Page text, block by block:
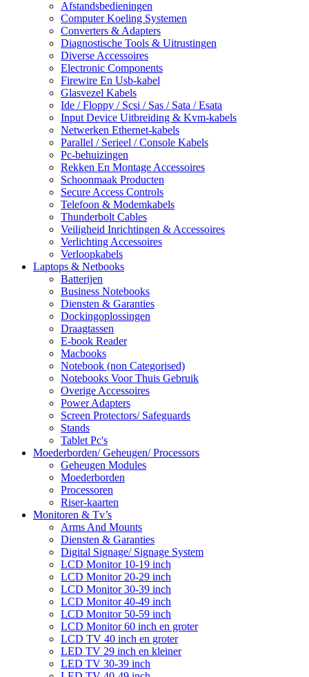
Afstandsbedieningen
Computer Koeling Systemen
Converters & Adapters
Diagnostische Tools & Uitrustingen
Diverse Accessoires
Electronic Components
Firewire En Usb-kabel
Glasvezel Kabels
Ide / Floppy / Scsi / Sas / Sata / Esata
Input Device Uitbreiding & Kvm-kabels
Netwerken Ethernet-kabels
Parallel / Serieel / Console Kabels
Pc-behuizingen
Rekken En Montage Accessoires
Schoonmaak Producten
Secure Access Controls
Telefoon & Modemkabels
Thunderbolt Cables
Veiligheid Inrichtingen & Accessoires
Verlichting Accessoires
Verloopkabels
Laptops & Netbooks
Batterijen
Business Notebooks
Diensten & Garanties
Dockingoplossingen
Draagtassen
E-book Reader
Macbooks
Notebook (non Categorised)
Notebooks Voor Thuis Gebruik
Overige Accessoires
Power Adapters
Screen Protectors/ Safeguards
Stands
Tablet Pc's
Moederborden/ Geheugen/ Processors
Geheugen Modules
Moederborden
Processoren
Riser-kaarten
Monitoren & Tv’s
Arms And Mounts
Diensten & Garanties
Digital Signage/ Signage System
LCD Monitor 10-19 inch
LCD Monitor 20-29 inch
LCD Monitor 30-39 inch
LCD Monitor 40-49 inch
LCD Monitor 50-59 inch
LCD Monitor 60 inch en groter
LCD TV 40 inch en groter
LED TV 29 inch en kleiner
LED TV 30-39 inch